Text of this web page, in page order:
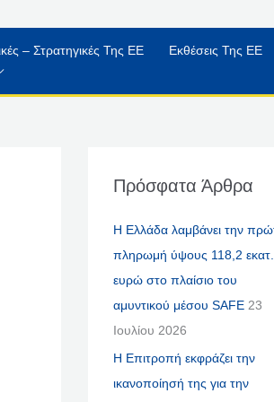
– Στρατηγικές Της ΕΕ
Εκθέσεις Της ΕΕ
Πρόσφατα Άρθρα
Η Ελλάδα λαμβάνει την
πληρωμή ύψους 118,2 εκατ.
ευρώ στο πλαίσιο του
αμυντικού μέσου SAFE 23
Ιουλίου 2026
Η Επιτροπή εκφράζει την
ικανοποίησή της για την